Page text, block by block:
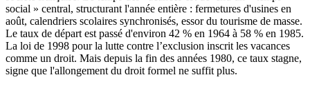
social » central, structurant l'année entière : fermetures d'usines en
août, calendriers scolaires synchronisés, essor du tourisme de masse.
Le taux de départ est passé d'environ 42 % en 1964 à 58 % en 1985.
La loi de 1998 pour la lutte contre l’exclusion inscrit les vacances
comme un droit. Mais depuis la fin des années 1980, ce taux stagne,
signe que l'allongement du droit formel ne suffit plus.